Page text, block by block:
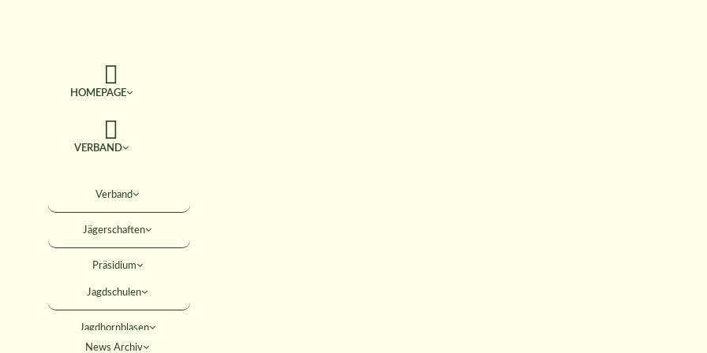
HOMEPAGE
VERBAND
Verband
Jägerschaften
Präsidium
TERMINE
JAGD & NATUR
Jagdschulen
Jagdhornblasen
SERVICE
News Archiv
AKTIVITÄTEN